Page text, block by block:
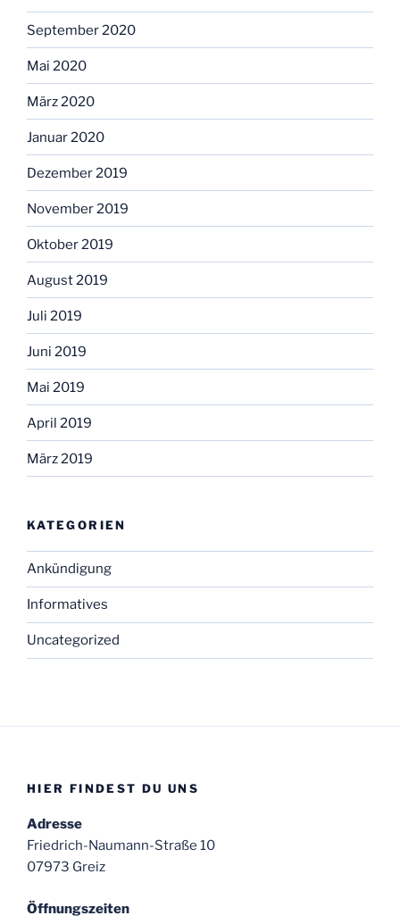
September 2020
Mai 2020
März 2020
Januar 2020
Dezember 2019
November 2019
Oktober 2019
August 2019
Juli 2019
Juni 2019
Mai 2019
April 2019
März 2019
KATEGORIEN
Ankündigung
Informatives
Uncategorized
HIER FINDEST DU UNS
Adresse
Friedrich-Naumann-Straße 10
07973 Greiz
Öffnungszeiten